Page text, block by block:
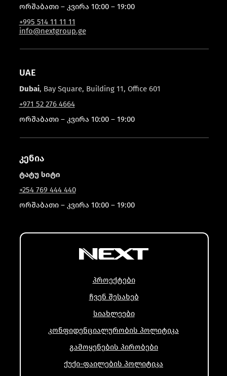
+995 514 11 11 11
info@nextgroup.ge
ორშაბათი – კვირა 10:00 – 19:00
UAE
+971 52 276 4664
ორშაბათი – კვირა 10:00 – 19:00
Dubai, Bay Square, Building 11, Office 601
კენია
+254 769 444 440
ორშაბათი – კვირა 10:00 – 19:00
ტატუ სიტი
პროექტები
ჩვენ შესახებ
სიახლეები
კონფიდენციალურობის პოლიტიკა
გამოყენების პირობები
ქუქი-ფაილების პოლიტიკა